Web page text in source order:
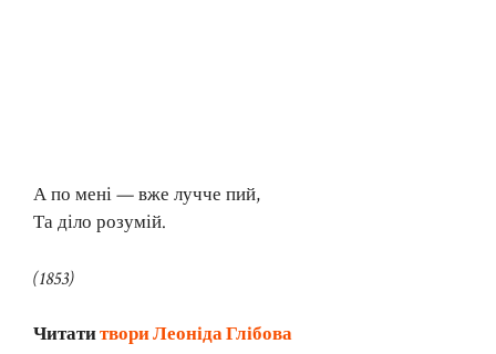
А по мені — вже лучче пий,
Та діло розумій.
(1853)
Читатитвори Леоніда Глібова